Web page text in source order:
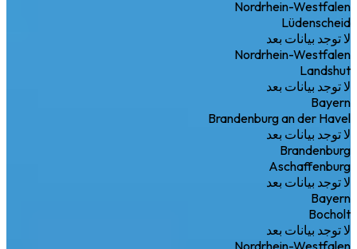
Nordrhein-Westfalen
Lüdenscheid
لا توجد بيانات بعد
Nordrhein-Westfalen
Landshut
لا توجد بيانات بعد
Bayern
Brandenburg an der Havel
لا توجد بيانات بعد
Brandenburg
Aschaffenburg
لا توجد بيانات بعد
Bayern
Bocholt
لا توجد بيانات بعد
Nordrhein-Westfalen